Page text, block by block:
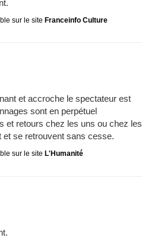
sur le site Franceinfo Culture
et accroche le spectateur est
sont en perpétuel
et retours chez les uns ou chez les
et se retrouvent sans cesse.
sur le site L'Humanité